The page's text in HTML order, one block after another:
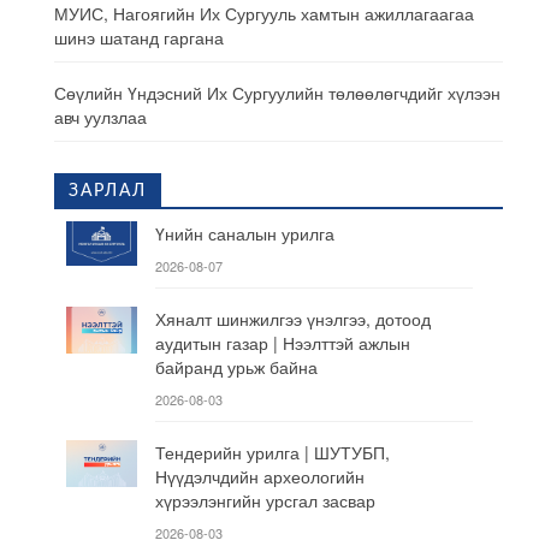
МУИС, Нагоягийн Их Сургууль хамтын ажиллагаагаа
шинэ шатанд гаргана
Сөүлийн Үндэсний Их Сургуулийн төлөөлөгчдийг хүлээн
авч уулзлаа
ЗАРЛАЛ
Үнийн саналын урилга
2026-08-07
Хяналт шинжилгээ үнэлгээ, дотоод
аудитын газар | Нээлттэй ажлын
байранд урьж байна
2026-08-03
Тендерийн урилга | ШУТУБП,
Нүүдэлчдийн археологийн
хүрээлэнгийн урсгал засвар
2026-08-03